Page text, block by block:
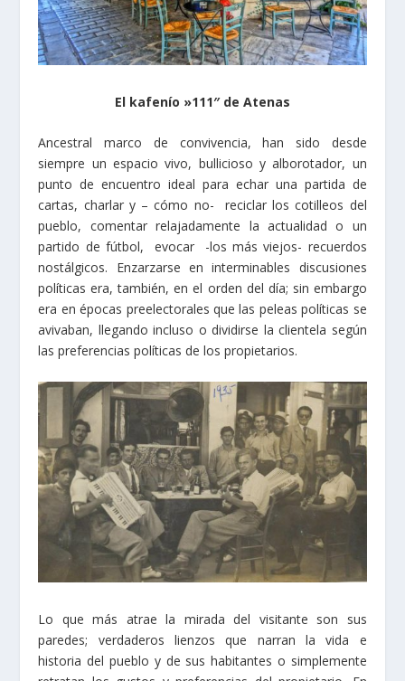
El kafenío »111″ de Atenas
Ancestral marco de convivencia, han sido desde
siempre un espacio vivo, bullicioso y alborotador, un
punto de encuentro ideal para echar una partida de
cartas, charlar y – cómo no- reciclar los cotilleos del
pueblo, comentar relajadamente la actualidad o un
partido de fútbol, evocar -los más viejos- recuerdos
nostálgicos. Enzarzarse en interminables discusiones
políticas era, también, en el orden del día; sin embargo
era en épocas preelectorales que las peleas políticas se
avivaban, llegando incluso o dividirse la clientela según
las preferencias políticas de los propietarios.
Lo que más atrae la mirada del visitante son sus
paredes; verdaderos lienzos que narran la vida e
historia del pueblo y de sus habitantes o simplemente